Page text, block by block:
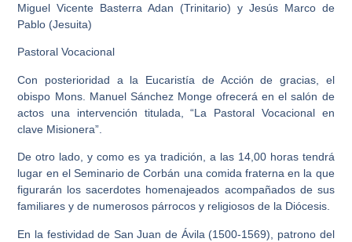
Miguel Vicente Basterra Adan (Trinitario) y Jesús Marco de
Pablo (Jesuita)
Pastoral Vocacional
Con posterioridad a la Eucaristía de Acción de gracias, el
obispo Mons. Manuel Sánchez Monge ofrecerá en el salón de
actos una intervención titulada, “La Pastoral Vocacional en
clave Misionera”.
De otro lado, y como es ya tradición, a las 14,00 horas tendrá
lugar en el Seminario de Corbán una comida fraterna en la que
figurarán los sacerdotes homenajeados acompañados de sus
familiares y de numerosos párrocos y religiosos de la Diócesis.
En la festividad de San Juan de Ávila (1500-1569), patrono del